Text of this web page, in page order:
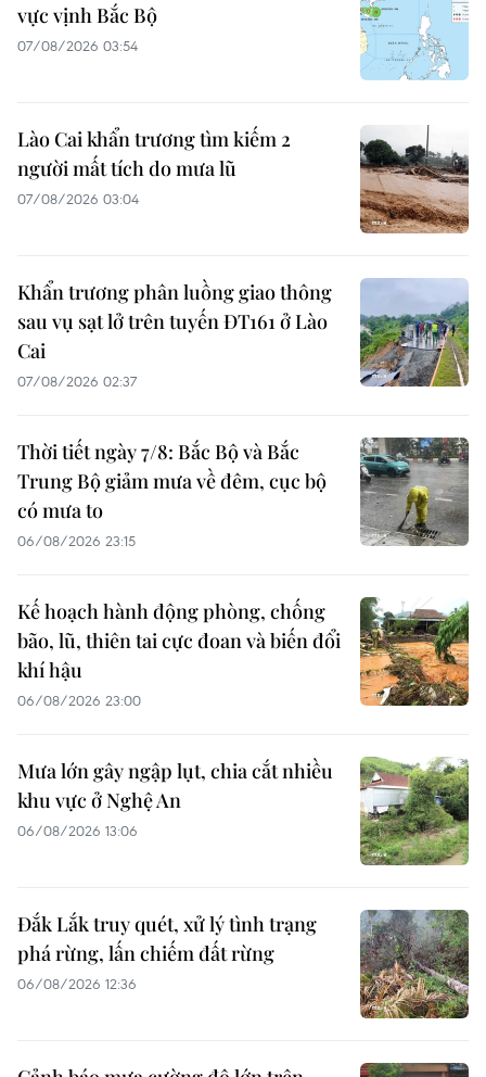
vực vịnh Bắc Bộ
07/08/2026 03:54
Lào Cai khẩn trương tìm kiếm 2
người mất tích do mưa lũ
07/08/2026 03:04
Khẩn trương phân luồng giao thông
sau vụ sạt lở trên tuyến ĐT161 ở Lào
Cai
07/08/2026 02:37
Thời tiết ngày 7/8: Bắc Bộ và Bắc
Trung Bộ giảm mưa về đêm, cục bộ
có mưa to
06/08/2026 23:15
Kế hoạch hành động phòng, chống
bão, lũ, thiên tai cực đoan và biến đổi
khí hậu
06/08/2026 23:00
Mưa lớn gây ngập lụt, chia cắt nhiều
khu vực ở Nghệ An
06/08/2026 13:06
Đắk Lắk truy quét, xử lý tình trạng
phá rừng, lấn chiếm đất rừng
06/08/2026 12:36